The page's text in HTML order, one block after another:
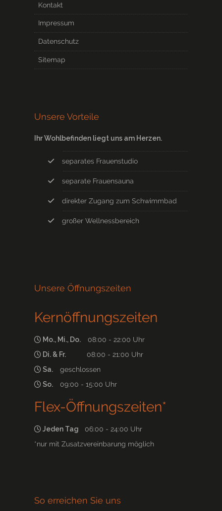
Kontakt
Impressum
Datenschutz
Sitemap
Unsere Vorteile
Ihr Wohlbefinden liegt uns am Herzen.
separates Frauenstudio
separate Frauensauna
direkter Zugang zum Schwimmbad
großer Wellnessbereich
Unsere Öffnungszeiten
Kernöffnungszeiten
Mo., Mi., Do.
08:00 - 22:00 Uhr
Di. & Fr.
08:00 - 21:00 Uhr
Sa.
geschlossen
So.
09:00 - 15:00 Uhr
Flex-Öffnungszeiten*
Jeden Tag 06:00 - 24:00 Uhr
*nur mit Zusatzvereinbarung möglich
So erreichen Sie uns